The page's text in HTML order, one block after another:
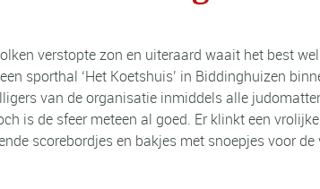
verstopte zon en uiteraard waait het best
sporthal ‘Het Koetshuis’ in Biddinghuizen
van de organisatie inmiddels alle
is de sfeer meteen al goed. Er klinkt een
scorebordjes en bakjes met snoepjes voor